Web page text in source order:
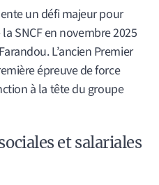
un défi majeur pour
SNCF en novembre 2025
L’ancien Premier
épreuve de force
à la tête du groupe
et salariales